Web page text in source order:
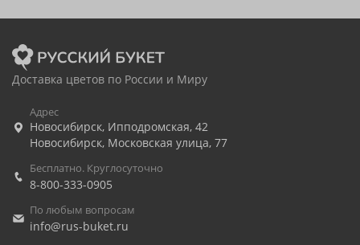
Доставка цветов по России и Миру
Адрес
Новосибирск, Ипподромская, 42
Новосибирск, Московская улица, 77
Бесплатно. Круглосуточно
8-800-333-0905
По любым вопросам
info@rus-buket.ru